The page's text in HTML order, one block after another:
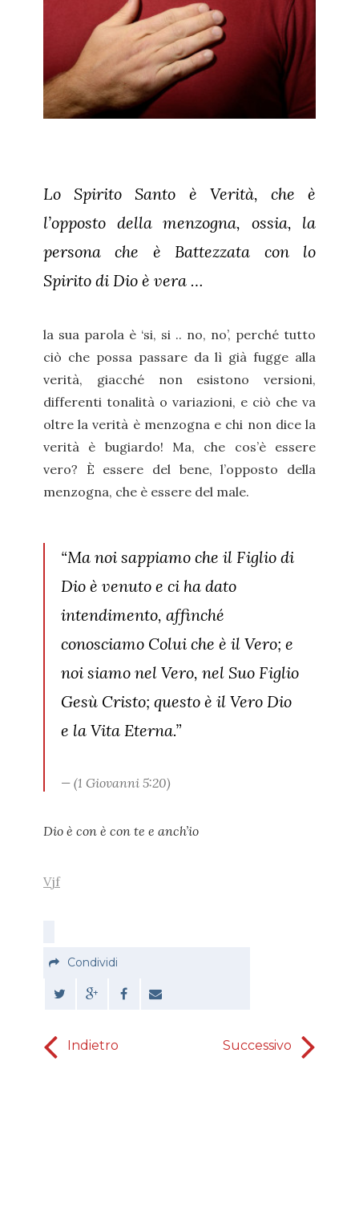
Lo Spirito Santo è Verità, che è
l’opposto della menzogna, ossia, la
persona che è Battezzata con lo
Spirito di Dio è vera …
la sua parola è ‘si, si .. no, no’, perché tutto
ciò che possa passare da lì già fugge alla
verità, giacché non esistono versioni,
differenti tonalità o variazioni, e ciò che va
oltre la verità è menzogna e chi non dice la
verità è bugiardo! Ma, che cos’è essere
vero? È essere del bene, l’opposto della
menzogna, che è essere del male.
“Ma noi sappiamo che il Figlio di
Dio è venuto e ci ha dato
intendimento, affinché
conosciamo Colui che è il Vero; e
noi siamo nel Vero, nel Suo Figlio
Gesù Cristo; questo è il Vero Dio
e la Vita Eterna.”
(1 Giovanni 5:20)
Dio è con è con te e anch’io
Vjf
Condividi
Indietro Successivo
I 21